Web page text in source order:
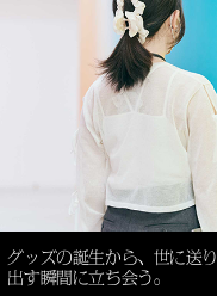
グッズの誕生から、世に送り
出す瞬間に立ち会う。